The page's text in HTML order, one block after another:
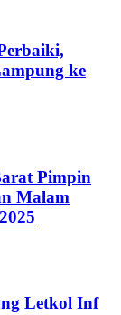
ke
Pimpin
Malam
Letkol Inf